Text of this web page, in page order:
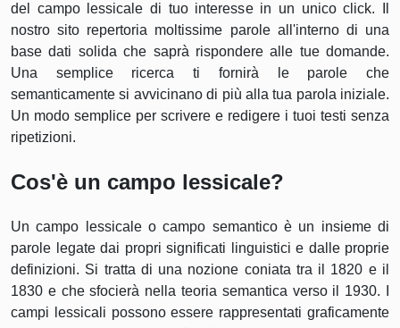
del campo lessicale di tuo interesse in un unico click. Il
nostro sito repertoria moltissime parole all'interno di una
base dati solida che saprà rispondere alle tue domande.
Una semplice ricerca ti fornirà le parole che
semanticamente si avvicinano di più alla tua parola iniziale.
Un modo semplice per scrivere e redigere i tuoi testi senza
ripetizioni.
Cos'è un campo lessicale?
Un campo lessicale o campo semantico è un insieme di
parole legate dai propri significati linguistici e dalle proprie
definizioni. Si tratta di una nozione coniata tra il 1820 e il
1830 e che sfocierà nella teoria semantica verso il 1930. I
campi lessicali possono essere rappresentati graficamente